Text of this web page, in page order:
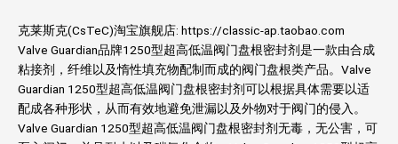
克莱斯克(CsTeC)淘宝旗舰店: https://classic-ap.taobao.com
Valve Guardian品牌1250型超高低温阀门盘根密封剂是一款由合成
粘接剂，纤维以及惰性填充物配制而成的阀门盘根类产品。Valve
Guardian 1250型超高低温阀门盘根密封剂可以根据具体需要以适
配成各种形状，从而有效地避免泄漏以及外物对于阀门的侵入。
Valve Guardian 1250型超高低温阀门盘根密封剂无毒，无公害，可